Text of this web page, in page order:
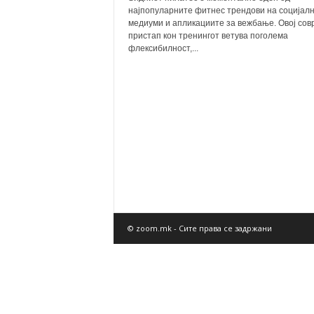
најпопуларните фитнес трендови на
медиуми и апликациите за вежбање. Овој
пристап кон тренингот ветува поголема
флексибилност,...
© zoom.mk - Сите права се задржани